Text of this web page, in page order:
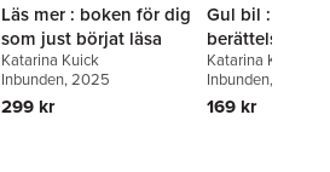
Läs mer : boken för dig
som just börjat läsa
Katarina Kuick
Inbunden, 2025
299 kr
Gul bil : och
berättelser för
vill börja läsa
1
Katarina Kuick
Inbunden, 2026
169 kr